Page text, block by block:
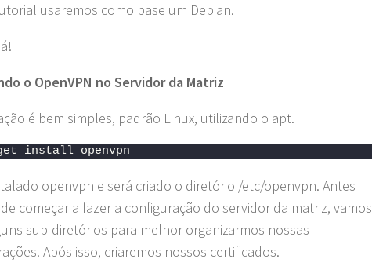
usaremos como base um Debian.
o OpenVPN no Servidor da Matriz
é bem simples, padrão Linux, utilizando o apt.
install openvpn
openvpn e será criado o diretório /etc/openvpn. Antes
começar a fazer a configuração do servidor da matriz, vamos
sub-diretórios para melhor organizarmos nossas
Após isso, criaremos nossos certificados.